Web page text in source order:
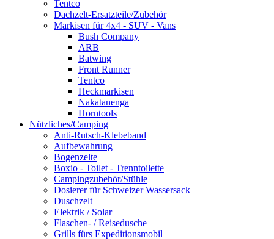
Tentco
Dachzelt-Ersatzteile/Zubehör
Markisen für 4x4 - SUV - Vans
Bush Company
ARB
Batwing
Front Runner
Tentco
Heckmarkisen
Nakatanenga
Horntools
Nützliches/Camping
Anti-Rutsch-Klebeband
Aufbewahrung
Bogenzelte
Boxio - Toilet - Trenntoilette
Campingzubehör/Stühle
Dosierer für Schweizer Wassersack
Duschzelt
Elektrik / Solar
Flaschen- / Reisedusche
Grills fürs Expeditionsmobil